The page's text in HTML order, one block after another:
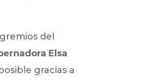
del
Elsa
gracias a